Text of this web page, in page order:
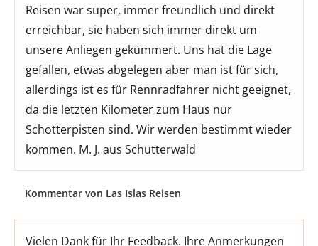
Reisen war super, immer freundlich und direkt
erreichbar, sie haben sich immer direkt um
unsere Anliegen gekümmert. Uns hat die Lage
gefallen, etwas abgelegen aber man ist für sich,
allerdings ist es für Rennradfahrer nicht geeignet,
da die letzten Kilometer zum Haus nur
Schotterpisten sind. Wir werden bestimmt wieder
kommen. M. J. aus Schutterwald
Kommentar von Las Islas Reisen
Vielen Dank für Ihr Feedback. Ihre Anmerkungen